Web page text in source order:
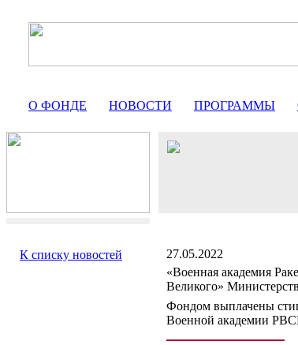
О ФОНДЕ НОВОСТИ ПРОГРАММЫ
К списку новостей
27.05.2022
«Военная академия
Великого»
Фондом выплачены
Военной академии